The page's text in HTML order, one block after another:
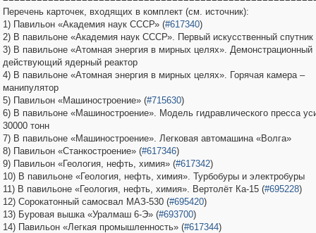
Перечень карточек, входящих в комплект (см. источник):
1) Павильон «Академия наук СССР» (#617340)
2) В павильоне «Академия наук СССР». Первый искусственный
3) В павильоне «Атомная энергия в мирных целях». Демонстрационный
действующий ядерный реактор
4) В павильоне «Атомная энергия в мирных целях». Горячая камера –
манипулятор
5) Павильон «Машиностроение» (#715630)
6) В павильоне «Машиностроение». Модель гидравлического пресса
30000 тонн
7) В павильоне «Машиностроение». Легковая автомашина «Волга»
8) Павильон «Станкостроение» (#617346)
9) Павильон «Геология, нефть, химия» (#617342)
10) В павильоне «Геология, нефть, химия». Турбобуры и электробуры
11) В павильоне «Геология, нефть, химия». Вертолёт Ка-15 (#695228)
12) Сорокатонный самосвал МАЗ-530 (#695420)
13) Буровая вышка «Уралмаш 6-Э» (#693700)
14) Павильон «Легкая промышленность» (#617344)